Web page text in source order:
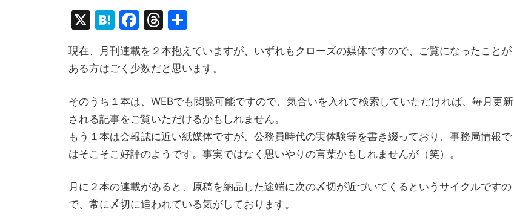
X
H
e
n
a
F
c
e
b
o
o
k
T
e
a
d
s
現在、月刊連載を２本抱えていますが、いずれもクローズの媒体ですので、ご覧になったことが
ある方はごく少数だと思います。
そのうち１本は、WEBでも閲覧可能ですので、気合いを入れて検索していただければ、毎月更新
される記事をご覧いただけるかもしれません。
もう１本は会報誌に近い紙媒体ですが、公務員時代の実体験等を書き綴っており、事務局情報で
はそこそこ好評のようです。事実ではなく思いやりの言葉かもしれませんが（笑）。
月に２本の連載があると、原稿を納品した途端に次の〆切が近づいてくるというサイクルですの
で、常に〆切に追われている気がしております。